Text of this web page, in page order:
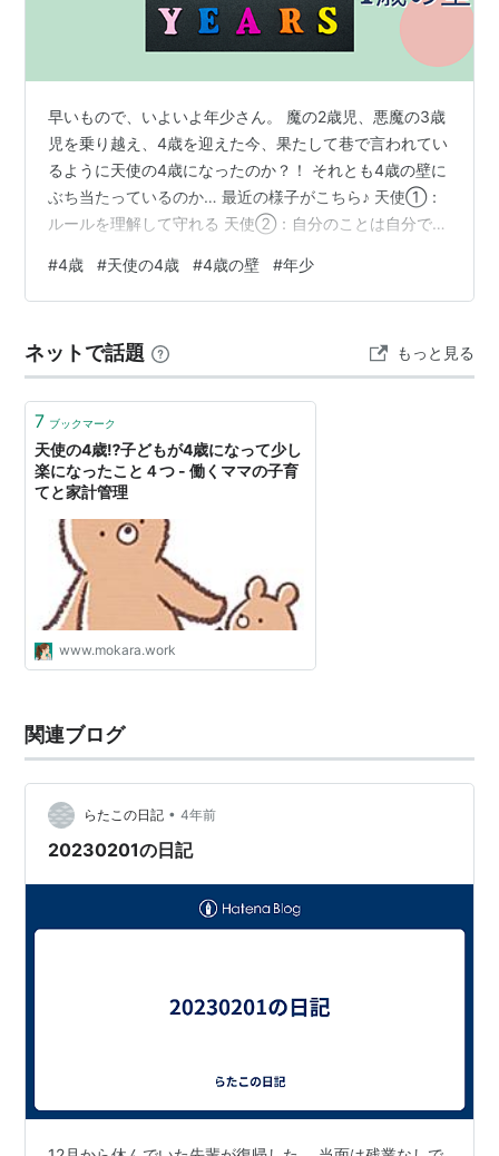
早いもので、いよいよ年少さん。 魔の2歳児、悪魔の3歳
児を乗り越え、4歳を迎えた今、果たして巷で言われてい
るように天使の4歳になったのか？！ それとも4歳の壁に
ぶち当たっているのか… 最近の様子がこちら♪ 天使①：
ルールを理解して守れる 天使②：自分のことは自分でで
も、頭脳は大人 壁①親の意見より自分の気持ち！ 壁
②：できるけどあえてやらない！ 壁③：グサっとする
理解して守れる 電車やレストラン、病院では静かにする
お店のものは触らない お外を歩く時はママかパパと手を
#4歳 #天使の4歳 #4歳の壁 #年少
ネットで話題 もっと見る
7 ブックマーク
天使の4歳⁉︎子どもが4歳になって少し
楽になったこと４つ - 働くママの子育
てと家計管理
www.mokara.work
関連ブログ
らたこの日記 • 4年前
20230201の日記